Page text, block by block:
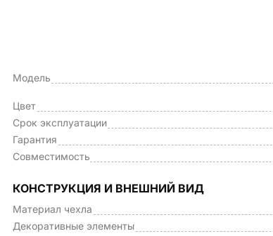
Модель
Цвет
Срок эксплуатации
Гарантия
Совместимость
КОНСТРУКЦИЯ И ВНЕШНИЙ ВИД
Материал чехла
Декоративные элементы